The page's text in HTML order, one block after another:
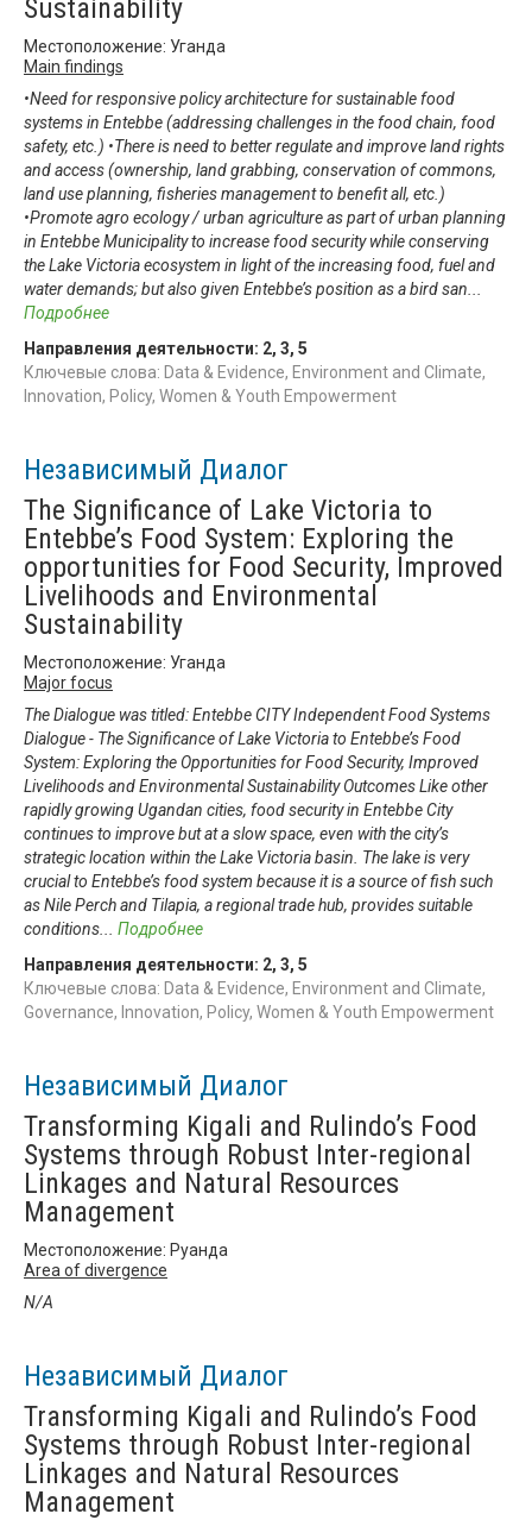
Sustainability
Местоположение: Уганда
Main findings
•Need for responsive policy architecture for sustainable food
systems in Entebbe (addressing challenges in the food chain, food
safety, etc.) •There is need to better regulate and improve land rights
and access (ownership, land grabbing, conservation of commons,
land use planning, fisheries management to benefit all, etc.)
•Promote agro ecology / urban agriculture as part of urban planning
in Entebbe Municipality to increase food security while conserving
the Lake Victoria ecosystem in light of the increasing food, fuel and
water demands; but also given Entebbe’s position as a bird san
Подробнее
Направления деятельности: 2, 3, 5
Ключевые слова: Data & Evidence, Environment and Climate,
Innovation, Policy, Women & Youth Empowerment
Независимый Диалог
The Significance of Lake Victoria to
Entebbe’s Food System: Exploring the
opportunities for Food Security, Improved
Livelihoods and Environmental
Sustainability
Местоположение: Уганда
Major focus
The Dialogue was titled: Entebbe CITY Independent Food Systems
Dialogue - The Significance of Lake Victoria to Entebbe’s Food
System: Exploring the Opportunities for Food Security, Improved
Livelihoods and Environmental Sustainability Outcomes Like other
rapidly growing Ugandan cities, food security in Entebbe City
continues to improve but at a slow space, even with the city’s
strategic location within the Lake Victoria basin. The lake is very
crucial to Entebbe’s food system because it is a source of fish such
as Nile Perch and Tilapia, a regional trade hub, provides suitable
conditions
Подробнее
Направления деятельности: 2, 3, 5
Ключевые слова: Data & Evidence, Environment and Climate,
Governance, Innovation, Policy, Women & Youth Empowerment
Независимый Диалог
Transforming Kigali and Rulindo’s Food
Systems through Robust Inter-regional
Linkages and Natural Resources
Management
Местоположение: Руанда
Area of divergence
N/A
Независимый Диалог
Transforming Kigali and Rulindo’s Food
Systems through Robust Inter-regional
Linkages and Natural Resources
Management